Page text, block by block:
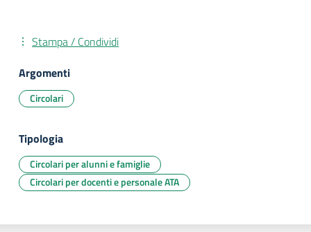
Stampa / Condividi
Argomenti
Circolari
Tipologia
Circolari per alunni e famiglie
Circolari per docenti e personale ATA